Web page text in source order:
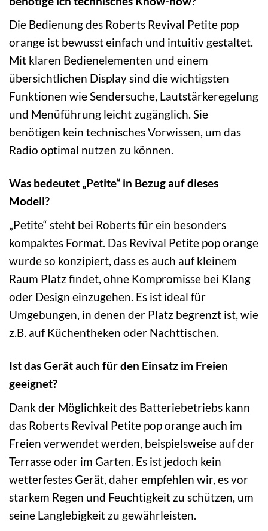
Die Bedienung des Roberts Revival Petite pop
orange ist bewusst einfach und intuitiv gestaltet.
Mit klaren Bedienelementen und einem
übersichtlichen Display sind die wichtigsten
Funktionen wie Sendersuche, Lautstärkeregelung
und Menüführung leicht zugänglich. Sie
benötigen kein technisches Vorwissen, um das
Radio optimal nutzen zu können.
Was bedeutet „Petite“ in Bezug auf dieses
Modell?
„Petite“ steht bei Roberts für ein besonders
kompaktes Format. Das Revival Petite pop orange
wurde so konzipiert, dass es auch auf kleinem
Raum Platz findet, ohne Kompromisse bei Klang
oder Design einzugehen. Es ist ideal für
Umgebungen, in denen der Platz begrenzt ist, wie
z.B. auf Küchentheken oder Nachttischen.
Ist das Gerät auch für den Einsatz im Freien
geeignet?
Dank der Möglichkeit des Batteriebetriebs kann
das Roberts Revival Petite pop orange auch im
Freien verwendet werden, beispielsweise auf der
Terrasse oder im Garten. Es ist jedoch kein
wetterfestes Gerät, daher empfehlen wir, es vor
starkem Regen und Feuchtigkeit zu schützen, um
seine Langlebigkeit zu gewährleisten.